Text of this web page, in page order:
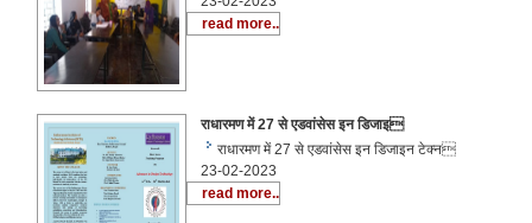
read more..
राधारमण में 27 से एडवांसेस इन डिजाइ
राधारमण में 27 से एडवांसेस इन डिजाइन टेक्‍न
23-02-2023
read more..